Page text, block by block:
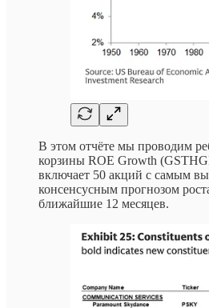
В этом отчёте мы проводим
корзины ROE Growth
включает 50 акций с самым
консенсусным прогнозом
ближайшие 12 месяцев.